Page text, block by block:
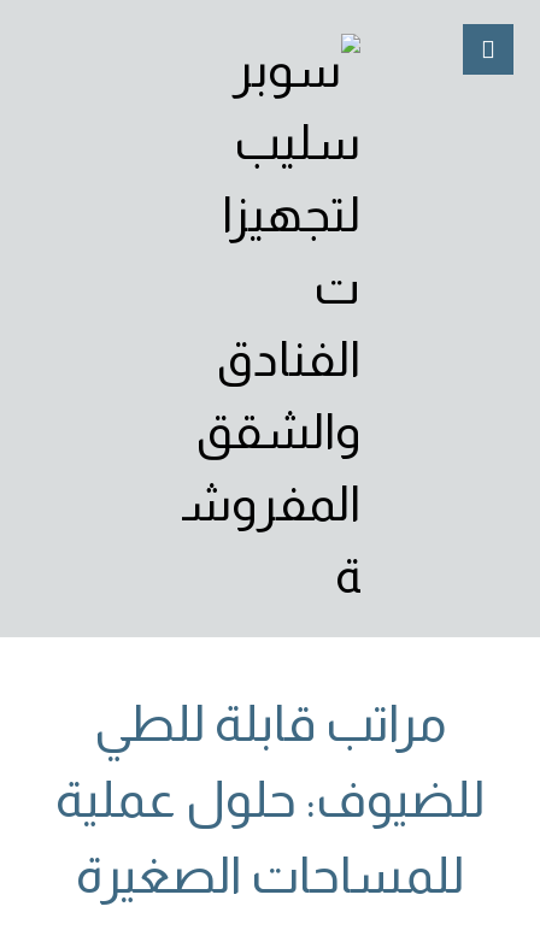
مراتب قابلة للطي
للضيوف: حلول عملية
للمساحات الصغيرة